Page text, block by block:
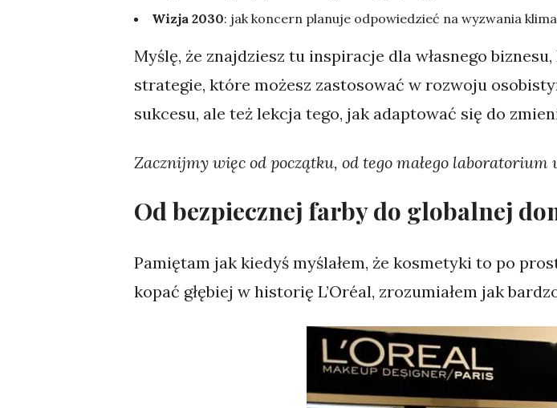
Wizja 2030: jak koncern planuje odpowiedzieć na wyzwania
Myślę, że znajdziesz tu inspiracje dla własnego
strategie, które możesz zastosować w rozwoju
sukcesu, ale też lekcja tego, jak adaptować się do
Zacznijmy więc od początku, od tego małego laboratorium
Od bezpiecznej farby do globalnej
Pamiętam jak kiedyś myślałem, że kosmetyki to po
kopać głębiej w historię L’Oréal, zrozumiałem jak